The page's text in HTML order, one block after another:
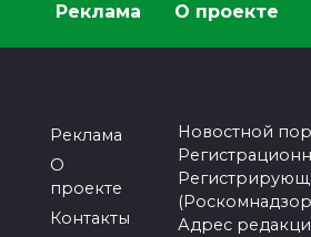
Реклама О проекте
Реклама
О
проекте
Контакты
Новостной
Адрес